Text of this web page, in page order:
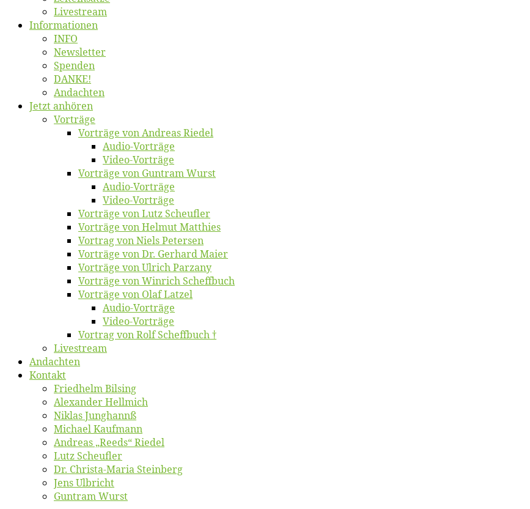
Live­stream
Informatio­nen
INFO
News­let­ter
Spen­den
DANKE!
An­dach­ten
Jetzt an­hö­ren
Vor­trä­ge
Vor­trä­ge von An­dre­as Riedel
Au­dio-Vor­trä­ge
Vi­deo-Vor­trä­ge
Vor­trä­ge von Gun­tram Wurst
Au­dio-Vor­trä­ge
Vi­deo-Vor­trä­ge
Vor­trä­ge von Lutz Scheufler
Vor­trä­ge von Hel­mut Matthies
Vor­trag von Niels Petersen
Vor­trä­ge von Dr. Ger­hard Maier
Vor­trä­ge von Ul­rich Parzany
Vor­trä­ge von Win­rich Scheffbuch
Vor­trä­ge von Olaf Latzel
Au­dio-Vor­trä­ge
Vi­deo-Vor­trä­ge
Vor­trag von Rolf Scheffbuch †
Live­stream
An­dach­ten
Kon­takt
Fried­helm Bilsing
Alex­an­der Hellmich
Ni­klas Junghannß
Mi­cha­el Kaufmann
An­dre­as „Reeds“ Riedel
Lutz Scheuf­ler
Dr. Chris­­ta-Ma­ria Steinberg
Jens Ulb­richt
Gun­tram Wurst